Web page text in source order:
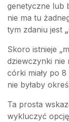
genetyczne lub
nie ma tu
tym zdaniu jest
Skoro istnieje
dziewczynki nie
córki miały po
nie byłaby
Ta prosta
wykluczyć